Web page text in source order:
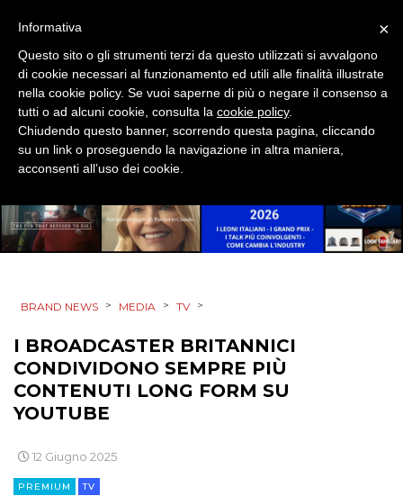
EVENTI
MOBILE
PROMOZIONI
PUNTI VENDITA
CINEMA
DIGITALE
BRAND NEWS > MEDIA > TV >
I BROADCASTER BRITANNICI
CONDIVIDONO SEMPRE PIÙ
CONTENUTI LONG FORM SU
YOUTUBE
12 Giugno 2025
PREMIUM TV
×
Informativa
Questo sito o gli strumenti terzi da questo utilizzati si avvalgono
di cookie necessari al funzionamento ed utili alle finalità illustrate
nella cookie policy. Se vuoi saperne di più o negare il consenso a
tutti o ad alcuni cookie, consulta la cookie policy.
Chiudendo questo banner, scorrendo questa pagina, cliccando
su un link o proseguendo la navigazione in altra maniera,
acconsenti all’uso dei cookie.